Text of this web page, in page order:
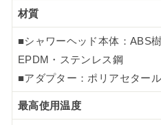
材質
■シャワーヘッド本体：ABS
EPDM・ステンレス鋼
■アダプター：ポリアセタール
最高使用温度